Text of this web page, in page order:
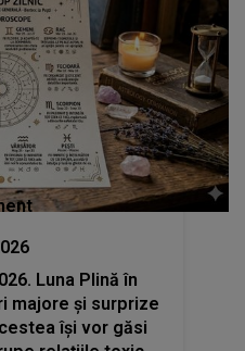
Luna Plină în
majore și surprize
își vor găsi